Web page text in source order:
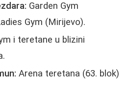
Garden Gym
Gym (Mirijevo).
i teretane u blizini
Arena teretana (63. blok)